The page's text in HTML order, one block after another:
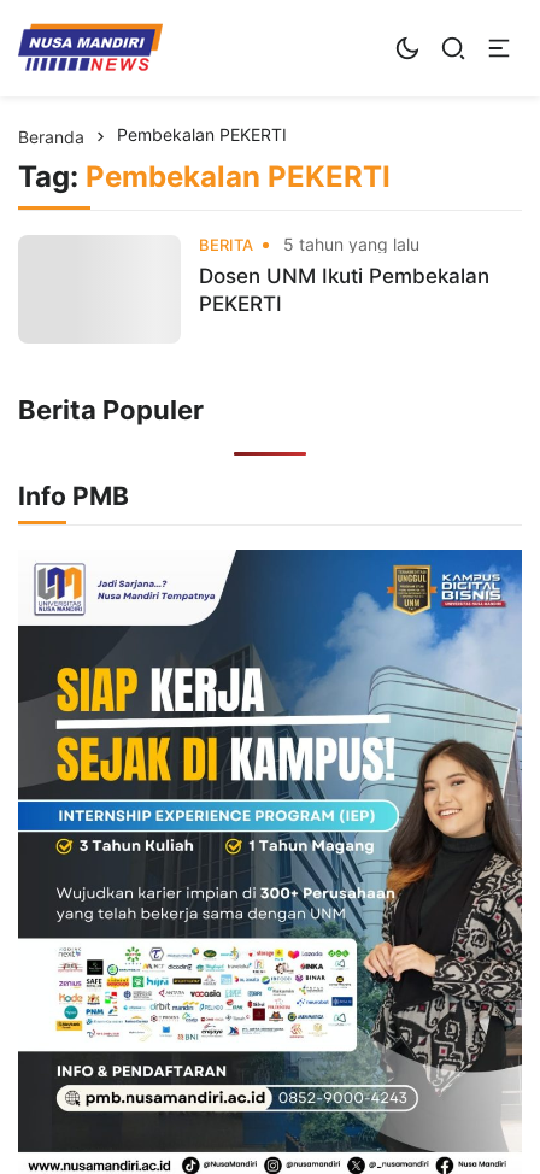
Kampus Digital Bisnis
Universitas Nusa Mandiri
Beranda Pembekalan PEKERTI
Tag: Pembekalan PEKERTI
BERITA 5 tahun yang lalu
Dosen UNM Ikuti Pembekalan
PEKERTI
Berita Populer
Info PMB